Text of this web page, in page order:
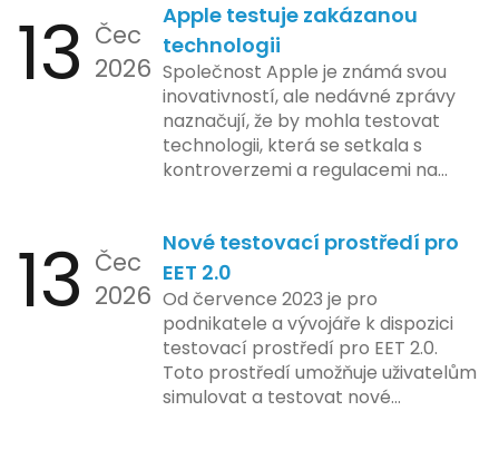
by se podnikatelé měli vyvarovat.
13 Čec
2026
Apple testuje zakázanou
technologii
Společnost Apple je známá svou
inovativností, ale nedávné zprávy
naznačují, že by mohla testovat
technologii, která se setkala s
kontroverzemi a regulacemi na
implementace funkce, která by
mohla porušovat určité zákonné
limity na ochranu osobních údajů.
Tato technologie se zaměřuje na
pokročilé sledování uživatelských
aktivit, což vyvolalo obavy ohledně
soukromí a ochrany dat uživatelů.
13 Čec
2026
Nové testovací prostředí pro
EET 2.0
Od července 2023 je pro
podnikatele a vývojáře k dispozici
testovací prostředí pro EET 2.0.
Toto prostředí umožňuje uživatelům
simulovat a testovat nové